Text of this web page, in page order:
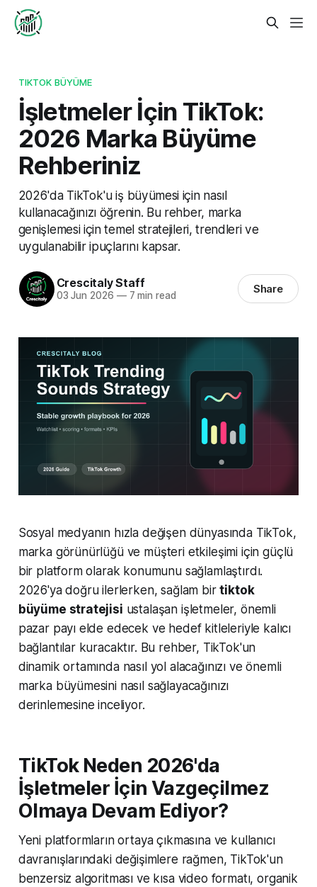
TIKTOK BÜYÜME
İşletmeler İçin TikTok:
2026 Marka Büyüme
Rehberiniz
2026'da TikTok'u iş büyümesi için nasıl
kullanacağınızı öğrenin. Bu rehber, marka
genişlemesi için temel stratejileri, trendleri ve
uygulanabilir ipuçlarını kapsar.
Crescitaly Staff
03 Jun 2026 —7 min read Share
Sosyal medyanın hızla değişen dünyasında TikTok,
marka görünürlüğü ve müşteri etkileşimi için güçlü
bir platform olarak konumunu sağlamlaştırdı.
2026'ya doğru ilerlerken, sağlam birtiktok
büyüme stratejisi ustalaşan işletmeler, önemli
pazar payı elde edecek ve hedef kitleleriyle kalıcı
bağlantılar kuracaktır. Bu rehber, TikTok'un
dinamik ortamında nasıl yol alacağınızı ve önemli
marka büyümesini nasıl sağlayacağınızı
derinlemesine inceliyor.
TikTok Neden 2026'da
İşletmeler İçin Vazgeçilmez
Olmaya Devam Ediyor?
Yeni platformların ortaya çıkmasına ve kullanıcı
davranışlarındaki değişimlere rağmen, TikTok'un
benzersiz algoritması ve kısa video formatı, organik